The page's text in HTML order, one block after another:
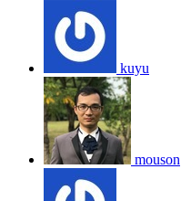
kuyu
mouson